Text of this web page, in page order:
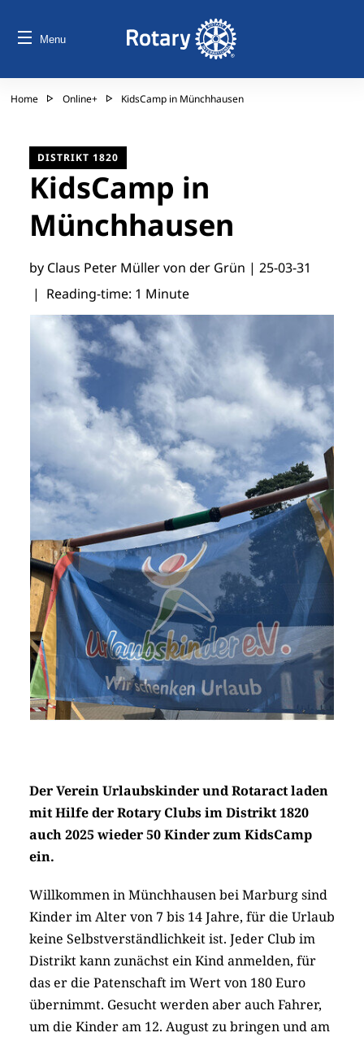
Menu
Home Online+ KidsCamp in Münchhausen
DISTRIKT 1820
KidsCamp in
Münchhausen
by Claus Peter Müller von der Grün | 25-03-31
| Reading-time: 1 Minute
Der Verein Urlaubskinder und Rotaract laden
mit Hilfe der Rotary Clubs im Distrikt 1820
auch 2025 wieder 50 Kinder zum KidsCamp
ein.
Willkommen in Münchhausen bei Marburg sind
Kinder im Alter von 7 bis 14 Jahre, für die Urlaub
keine Selbstverständlichkeit ist. Jeder Club im
Distrikt kann zunächst ein Kind anmelden, für
das er die Patenschaft im Wert von 180 Euro
übernimmt. Gesucht werden aber auch Fahrer,
um die Kinder am 12. August zu bringen und am